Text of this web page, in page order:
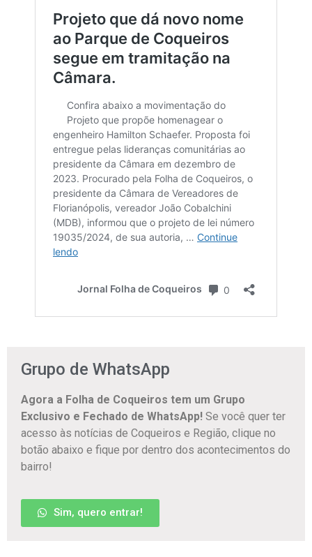
Grupo de WhatsApp
Agora a Folha de Coqueiros tem um Grupo
Exclusivo e Fechado de WhatsApp! Se você quer ter
acesso às notícias de Coqueiros e Região, clique no
botão abaixo e fique por dentro dos acontecimentos do
bairro!
Sim, quero entrar!